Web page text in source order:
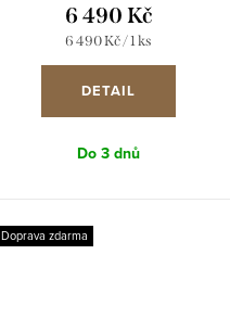
6 490 Kč
Měrná
6 490 Kč / 1 ks
DETAIL
Do 3 dnů
Doprava zdarma